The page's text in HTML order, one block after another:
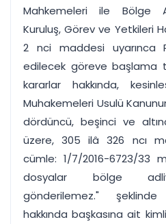
Mahkemeleri ile Bölge
Kuruluş, Görev ve Yetkileri
2 nci maddesi uyarınca
edilecek göreve başlama
kararlar hakkında,
Muhakemeleri Usulü
dördüncü, beşinci ve
üzere, 305 ilâ 326 ncı
cümle: 1/7/2016-6723/33
dosyalar bölge
gönderilemez."
hakkında başkasına ait